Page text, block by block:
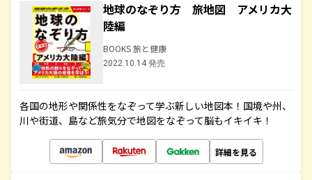
地球のなぞり方 旅地図 アメリカ大
陸編
BOOKS 旅と健康
2022.10.14 発売
各国の地形や関係性をなぞって学ぶ新しい地図本！国境や州、
川や街道、島など旅気分で地図をなぞって脳もイキイキ！
詳細を見る